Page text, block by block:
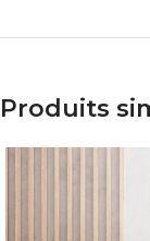
Produits